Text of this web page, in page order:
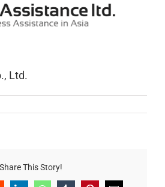
Ltd.
Share This Story!